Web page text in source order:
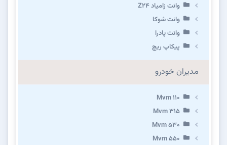
وانت زامیاد Z24
وانت شوکا
وانت پادرا
پیکاپ ریچ
مدیران خودرو
Mvm 110
Mvm 315
Mvm 530
Mvm 550